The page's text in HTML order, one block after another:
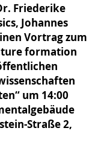
Friederike
Johannes
Vortrag zum
formation
um 14:00
Straße 2,